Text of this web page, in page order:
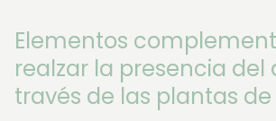
Elementos
realzar la presencia del
través de las plantas